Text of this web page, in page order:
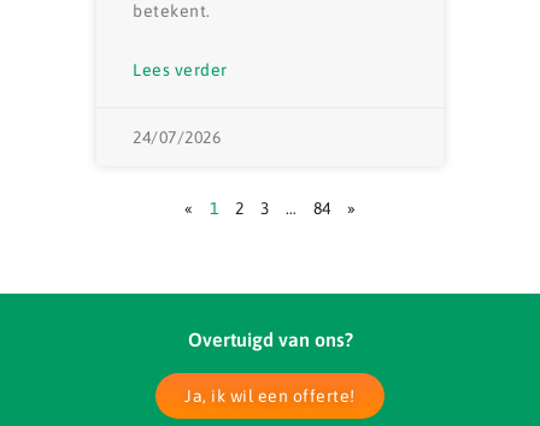
betekent.
Lees verder
24/07/2026
« 1 2 3 … 84 »
Overtuigd van ons?
Ja, ik wil een offerte!